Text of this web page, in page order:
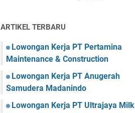
ARTIKEL TERBARU
Lowongan Kerja PT Pertamina
Maintenance & Construction
Lowongan Kerja PT Anugerah
Samudera Madanindo
Lowongan Kerja PT Ultrajaya Milk